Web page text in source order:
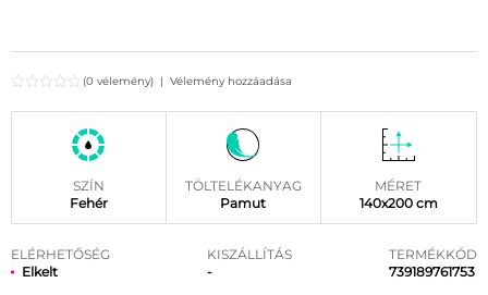
(0 vélemény) | Vélemény hozzáadása
SZÍN
Fehér
TÖLTELÉKANYAG
Pamut
MÉRET
140x200 cm
ELÉRHETŐSÉG
Elkelt
KISZÁLLÍTÁS
-
TERMÉKKÓD
739189761753